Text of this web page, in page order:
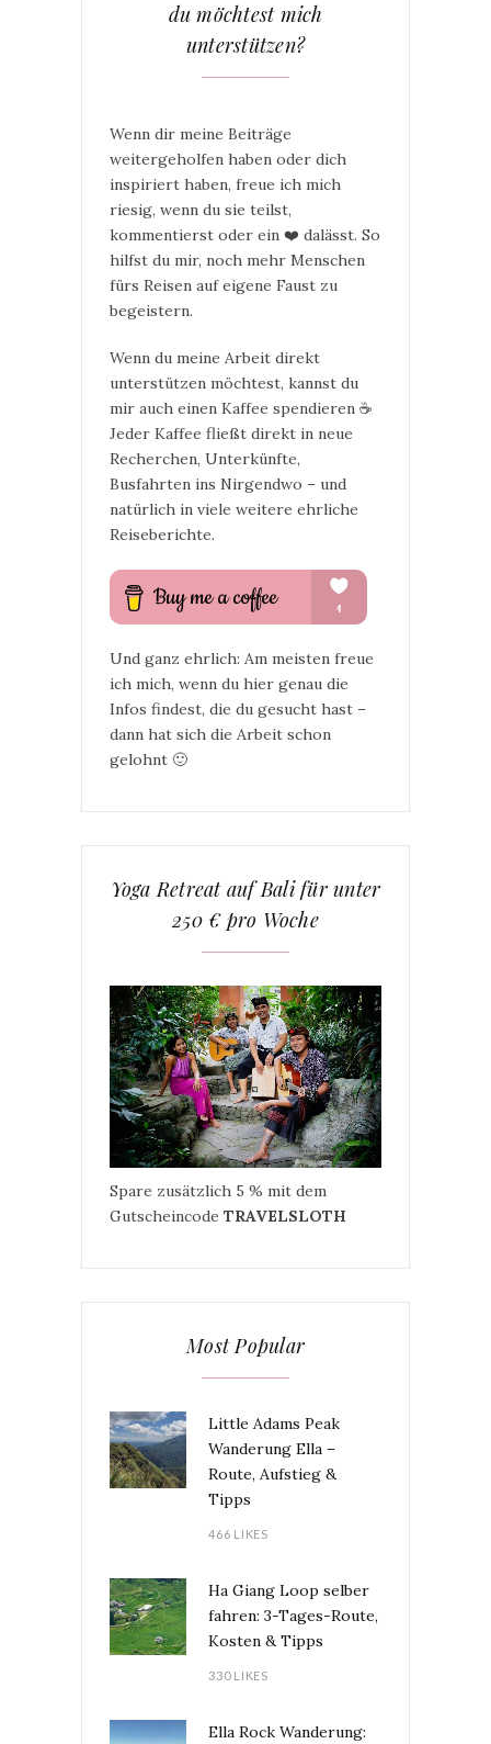
du möchtest mich
unterstützen?
Wenn dir meine Beiträge
weitergeholfen haben oder dich
inspiriert haben, freue ich mich
riesig, wenn du sie teilst,
kommentierst oder ein ❤️ dalässt. So
hilfst du mir, noch mehr Menschen
fürs Reisen auf eigene Faust zu
begeistern.
Wenn du meine Arbeit direkt
unterstützen möchtest, kannst du
mir auch einen Kaffee spendieren ☕
Jeder Kaffee fließt direkt in neue
Recherchen, Unterkünfte,
Busfahrten ins Nirgendwo – und
natürlich in viele weitere ehrliche
Reiseberichte.
Und ganz ehrlich: Am meisten freue
ich mich, wenn du hier genau die
Infos findest, die du gesucht hast –
dann hat sich die Arbeit schon
gelohnt 🙂
Yoga Retreat auf Bali für unter
250 € pro Woche
Spare zusätzlich 5 % mit dem
Gutscheincode TRAVELSLOTH
Most Popular
Little Adams Peak
Wanderung Ella –
Route, Aufstieg &
Tipps
466 LIKES
Ha Giang Loop selber
fahren: 3-Tages-Route,
Kosten & Tipps
330 LIKES
Ella Rock Wanderung: